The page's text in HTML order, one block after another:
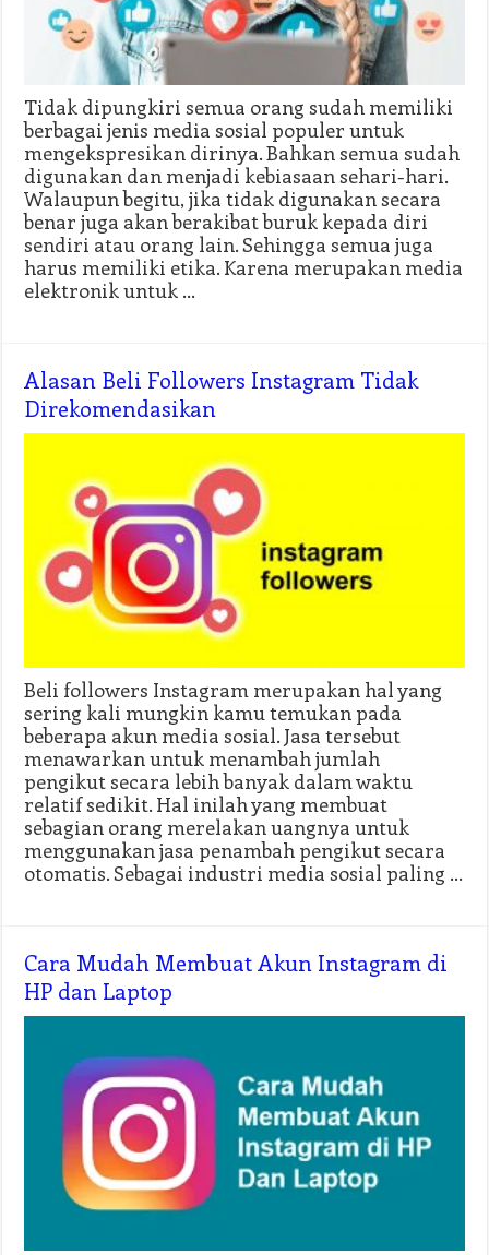
Tidak dipungkiri semua orang sudah memiliki
berbagai jenis media sosial populer untuk
mengekspresikan dirinya. Bahkan semua sudah
digunakan dan menjadi kebiasaan sehari-hari.
Walaupun begitu, jika tidak digunakan secara
benar juga akan berakibat buruk kepada diri
sendiri atau orang lain. Sehingga semua juga
harus memiliki etika. Karena merupakan media
elektronik untuk …
Alasan Beli Followers Instagram Tidak
Direkomendasikan
Beli followers Instagram merupakan hal yang
sering kali mungkin kamu temukan pada
beberapa akun media sosial. Jasa tersebut
menawarkan untuk menambah jumlah
pengikut secara lebih banyak dalam waktu
relatif sedikit. Hal inilah yang membuat
sebagian orang merelakan uangnya untuk
menggunakan jasa penambah pengikut secara
otomatis. Sebagai industri media sosial paling …
Cara Mudah Membuat Akun Instagram di
HP dan Laptop